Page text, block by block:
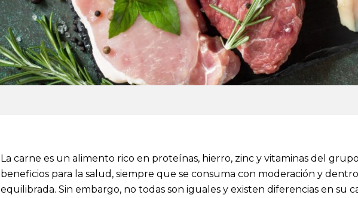
La carne es un alimento rico en proteínas, hierro, zinc y vitaminas del
beneficios para la salud, siempre que se consuma con moderación y
equilibrada. Sin embargo, no todas son iguales y existen diferencias en su